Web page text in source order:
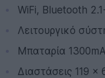
WiFi, Bluetooth
Λειτουργικό
Μπαταρία
Διαστάσεις 119 ×